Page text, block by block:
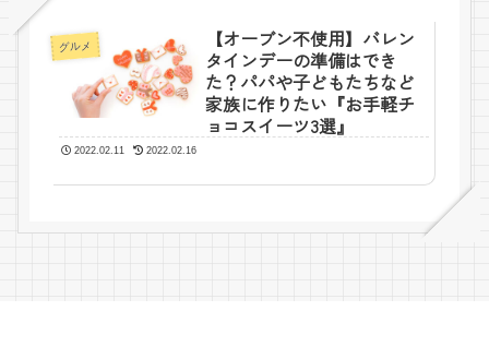
グルメ
【オーブン不使用】バレン
タインデーの準備はでき
た？パパや子どもたちなど
家族に作りたい『お手軽チ
ョコスイーツ3選』
2022.02.11 2022.02.16